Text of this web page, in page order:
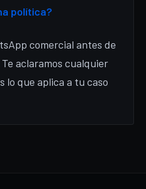
política?
comercial antes de
aclaramos cualquier
lo que aplica a tu caso